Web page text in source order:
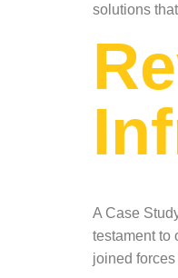
solutions
A Case
testament to
joined